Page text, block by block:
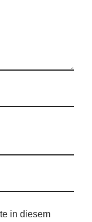
in diesem